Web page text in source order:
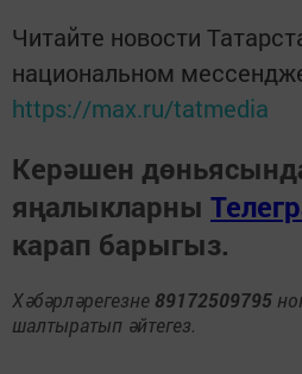
Читайте новости
национальном
https://max.ru/tatmedia
Керәшен
яңалыкларны
карап барыгыз.
Хәбәрләрегезне 89172509795
шалтыратып әйтегез.